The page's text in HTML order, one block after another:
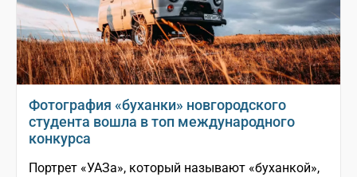
Фотография «буханки» новгородского
студента вошла в топ международного
конкурса
Портрет «УАЗа», который называют «буханкой»,